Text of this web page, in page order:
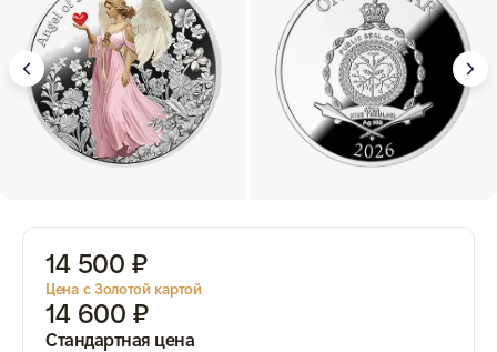
14 500 ₽
Цена с Золотой картой
14 600 ₽
Стандартная цена